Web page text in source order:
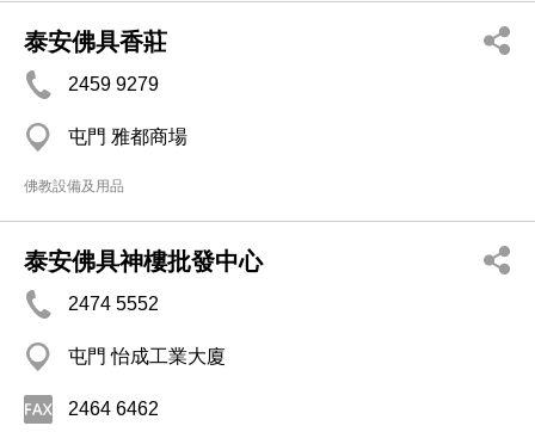
泰安佛具香莊
2459 9279
屯門 雅都商場
佛教設備及用品
泰安佛具神樓批發中心
2474 5552
屯門 怡成工業大廈
2464 6462